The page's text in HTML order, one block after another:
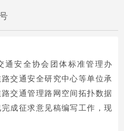
通安全协会团体标准管理办
交通安全研究中心等单位承
交通管理路网空间拓扑数据
成征求意见稿编写工作，现